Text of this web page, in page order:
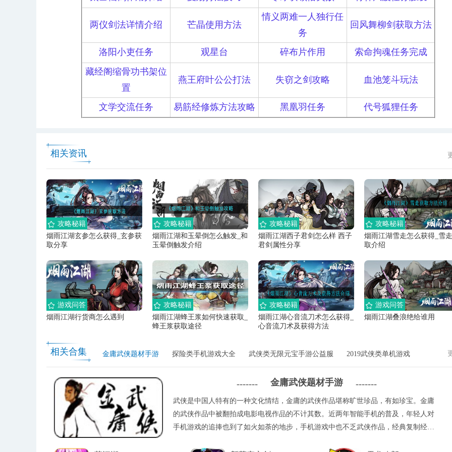
两仪剑法详情介绍 芒晶使用方法
情义两难一人独行任
务
回风舞柳剑获取方法
洛阳小吏任务 观星台 碎布片作用
索命拘魂任务完成
藏经阁缩骨功书架位
置
燕王府叶公公打法 失窃之剑攻略 血池笼斗玩法
文学交流任务 易筋经修炼方法攻略 黑凰羽任务 代号狐狸任务
相关资讯
烟雨江湖玄参怎么获得_玄参获
取分享
攻略秘籍
烟雨江湖和玉晕倒怎么触发_和
玉晕倒触发介绍
攻略秘籍
烟雨江湖西子君剑怎么样 西子
君剑属性分享
攻略秘籍
烟雨江湖雪走怎么获得_雪
取介绍
攻略秘籍
烟雨江湖行货商怎么遇到
游戏问答
烟雨江湖蜂王浆如何快速获取_
蜂王浆获取途径
攻略秘籍
烟雨江湖心音流刀术怎么获得_
心音流刀术及获得方法
攻略秘籍
烟雨江湖叠浪绝给谁用
游戏问答
相关合集 金庸武侠题材手游 探险类手机游戏大全 武侠类无限元宝手游公益服 2019武侠类单机游戏
------- 金庸武侠题材手游 -------
武侠是中国人特有的一种文化情结，金庸的武侠作品堪称旷世珍品，有如珍宝。金庸
的武侠作品中被翻拍成电影电视作品的不计其数。近两年智能手机的普及，年轻人对
手机游戏的追捧也到了如火如荼的地步，手机游戏中也不乏武侠作品，经典复制经典